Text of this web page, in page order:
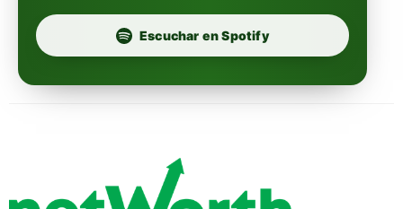
Escuchar en Spotify